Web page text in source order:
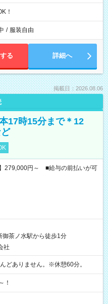
！
/ 服装自由
る 詳細へ
掲載日：2026.08.06
17時15分まで＊12
279,000円～ ■給与の前払いが可
御茶ノ水駅から徒歩1分
社
ありません。※休憩60分。
！